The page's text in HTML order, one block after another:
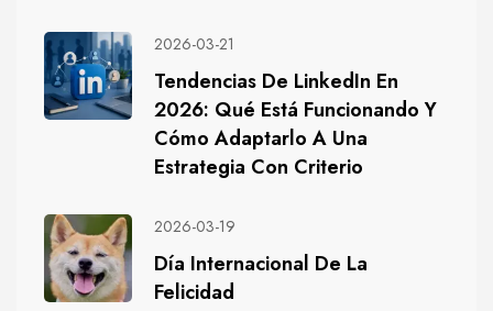
2026-03-21
Tendencias De LinkedIn En
2026: Qué Está Funcionando Y
Cómo Adaptarlo A Una
Estrategia Con Criterio
2026-03-19
Día Internacional De La
Felicidad